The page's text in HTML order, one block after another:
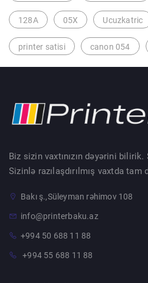
128A 05X Ucuzkatric
printer satisi canon 054
Biz sizin vaxtınızın dəyərini
Sizinlə razılaşdırılmış vaxtda tam
Bakı ş.,Süleyman rəhimov 108
info@printerbaku.az
+994 50 688 11 88
+994 55 688 11 88